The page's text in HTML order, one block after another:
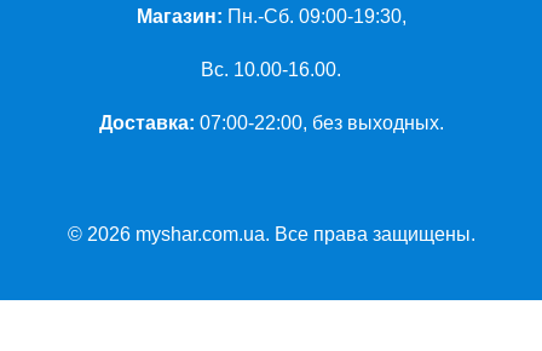
Магазин: Пн.-Сб. 09:00-19:30,
Вс. 10.00-16.00.
Доставка: 07:00-22:00, без выходных.
© 2026 myshar.com.ua. Все права защищены.